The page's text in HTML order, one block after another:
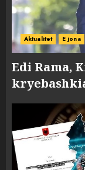
Aktualitet E jona
Edi Rama,